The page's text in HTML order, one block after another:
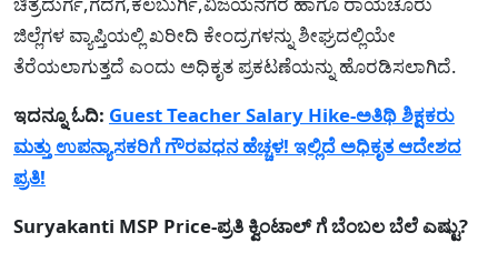
ಜಿಲ್ಲೆಗಳ ವ್ಯಾಪ್ತಿಯಲ್ಲಿ ಖರೀದಿ ಕೇಂದ್ರಗಳನ್ನು ಶೀಘ್ರದಲ್ಲಿಯೇ
ತೆರೆಯಲಾಗುತ್ತದೆ ಎಂದು ಅಧಿಕೃತ ಪ್ರಕಟಣೆಯನ್ನು ಹೊರಡಿಸಲಾಗಿದೆ.
ಇದನ್ನೂ ಓದಿ: Guest Teacher Salary Hike-ಅತಿಥಿ ಶಿಕ್ಷಕರು
ಮತ್ತು ಉಪನ್ಯಾಸಕರಿಗೆ ಗೌರವಧನ ಹೆಚ್ಚಳ! ಇಲ್ಲಿದೆ ಅಧಿಕೃತ ಆದೇಶದ
ಪ್ರತಿ!
Suryakanti MSP Price-ಪ್ರತಿ ಕ್ವಿಂಟಾಲ್ ಗೆ ಬೆಂಬಲ ಬೆಲೆ ಎಷ್ಟು?